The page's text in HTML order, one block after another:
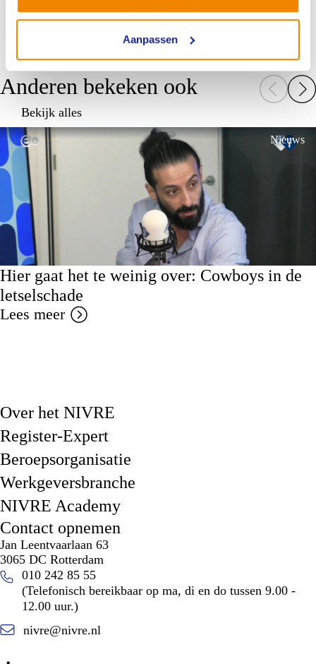
Aanpassen
Anderen bekeken ook
Bekijk alles
Nieuws
Hier gaat het te weinig over: Cowboys in de
letselschade
Lees meer
Over het NIVRE
Register-Expert
Beroepsorganisatie
Werkgeversbranche
NIVRE Academy
Contact opnemen
Jan Leentvaarlaan 63
3065 DC Rotterdam
010 242 85 55
(Telefonisch bereikbaar op ma, di en do tussen 9.00 -
12.00 uur.)
nivre@nivre.nl